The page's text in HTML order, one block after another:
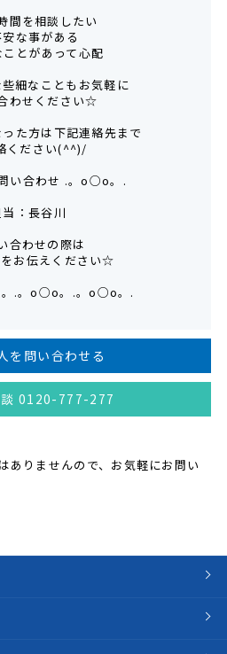
間を相談したい
安な事がある
ことがあって心配
細なこともお気軽に
わせください☆
た方は下記連絡先まで
ください(^^)/
い合わせ .。o○o。.
：長谷川
合わせの際は
お伝えください☆
.。o○o。.。o○o。.
を問い合わせる
談 0120-777-277
ありませんので、お気軽にお問い